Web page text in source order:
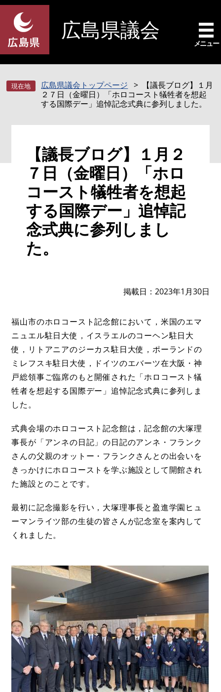
ペ
先
頭
す
メ
を
飛
し
広島県議会
メニュー
広島県議会トップページ
【議長ブログ】１月
２７日（金曜日）「ホロコースト犠牲者を想起
する国際デー」追悼記念式典に参列しました。
【議長ブログ】１月２
７日（金曜日）「ホロ
コースト犠牲者を想起
する国際デー」追悼記
念式典に参列しまし
た。
掲載日 2023年1月30日
福山市のホロコースト記念館において，米国のエマ
ニュエル駐日大使，イスラエルのコーヘン駐日大
使，リトアニアのジーカス駐日大使，ポーランドの
ミレフスキ駐日大使，ドイツのエバーツ在大阪・神
戸総領事ご臨席のもと開催された「ホロコースト犠
牲者を想起する国際デー」追悼記念式典に参列しま
した。
式典会場のホロコースト記念館は，記念館の大塚理
事長が「アンネの日記」の日記のアンネ・フランク
さんの父親のオットー・フランクさんとの出会いを
きっかけにホロコーストを学ぶ施設として開館され
た施設とのことです。
最初に記念撮影を行い，大塚理事長と盈進学園ヒュ
ーマンライツ部の生徒の皆さんが記念室を案内して
くれました。